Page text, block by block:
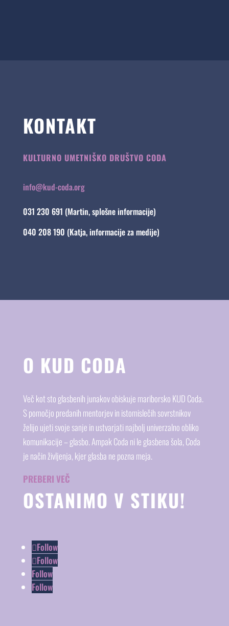
KONTAKT
KULTURNO UMETNIŠKO DRUŠTVO CODA
info@kud-coda.org
031 230 691 (Martin, splošne informacije)
040 208 190 (Katja, informacije za medije)
O KUD CODA
Več kot sto glasbenih junakov obiskuje mariborsko KUD Coda.
S pomočjo predanih mentorjev in istomislečih sovrstnikov
želijo ujeti svoje sanje in ustvarjati najbolj univerzalno obliko
komunikacije – glasbo. Ampak Coda ni le glasbena šola, Coda
je način življenja, kjer glasba ne pozna meja.
PREBERI VEČ
OSTANIMO V STIKU!
Follow
Follow
Follow
Follow